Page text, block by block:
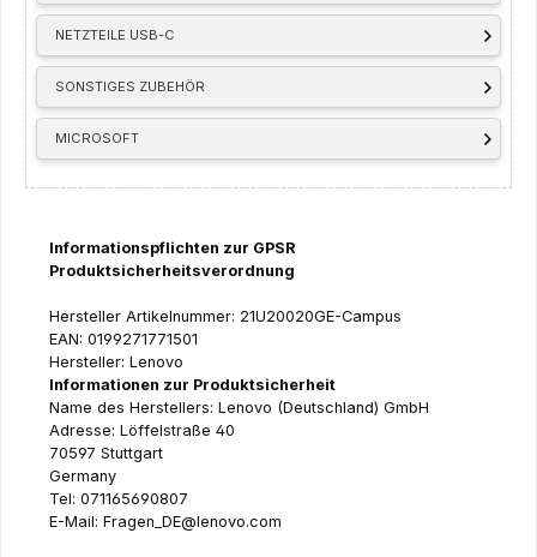
NETZTEILE USB-C
SONSTIGES ZUBEHÖR
MICROSOFT
Informationspflichten zur GPSR
Produktsicherheitsverordnung
Hersteller Artikelnummer: 21U20020GE-Campus
EAN: 0199271771501
Hersteller: Lenovo
Informationen zur Produktsicherheit
Name des Herstellers: Lenovo (Deutschland) GmbH
Adresse: Löffelstraße 40
70597 Stuttgart
Germany
Tel: 071165690807
E-Mail: Fragen_DE@lenovo.com